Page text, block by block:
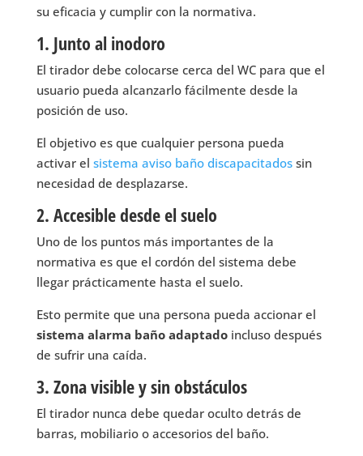
su eficacia y cumplir con la normativa.
1. Junto al inodoro
El tirador debe colocarse cerca del WC para que el
usuario pueda alcanzarlo fácilmente desde la
posición de uso.
El objetivo es que cualquier persona pueda
activar el sistema aviso baño discapacitadossin
necesidad de desplazarse.
2. Accesible desde el suelo
Uno de los puntos más importantes de la
normativa es que el cordón del sistema debe
llegar prácticamente hasta el suelo.
Esto permite que una persona pueda accionar el
sistema alarma baño adaptadoincluso después
de sufrir una caída.
3. Zona visible y sin obstáculos
El tirador nunca debe quedar oculto detrás de
barras, mobiliario o accesorios del baño.